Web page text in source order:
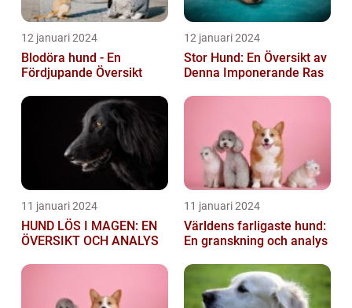
12 januari 2024
Blodöra hund - En
Fördjupande Översikt
12 januari 2024
Stor Hund: En Översikt av
Denna Imponerande Ras
11 januari 2024
HUND LÖS I MAGEN: EN
ÖVERSIKT OCH ANALYS
11 januari 2024
Världens farligaste hund:
En granskning och analys